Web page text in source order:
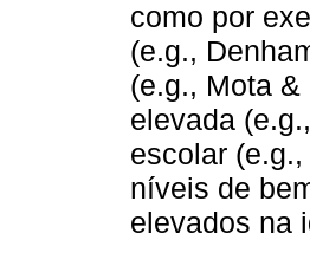
como por
(e.g.,
(e.g., Mota
elevada
escolar
níveis de
elevados na